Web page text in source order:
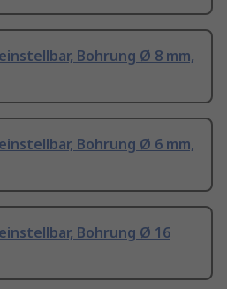
Bohrung Ø 8 mm,
Bohrung Ø 6 mm,
Bohrung Ø 16